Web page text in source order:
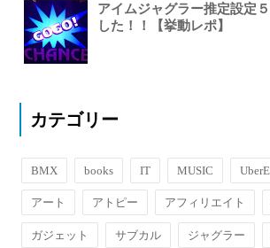
アイムジャグラー推定設定
した！！【挙動レポ】
カテゴリー
BMX books IT MUSIC
アート アトピー アフィリエイト
ガジェット サブカル ジャグラー